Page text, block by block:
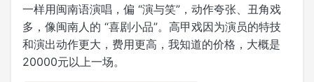
一样用闽南语演唱，偏 “演与笑”，动作夸张、丑角戏
多，像闽南人的 “喜剧小品”。高甲戏因为演员的特技
和演出动作更大，费用更高，我知道的价格，大概是
20000元以上一场。